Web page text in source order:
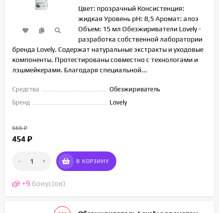
Цвет: прозрачный Консистенция:
жидкая Уровень pH: 8,5 Аромат: алоэ
Объем: 15 мл Обезжириватели Lovely -
разработка собственной лаборатории
бренда Lovely. Содержат натуральные экстракты и уходовые
компоненты. Протестированы совместно с технологами и
лэшмейкерами. Благодаря специальной...
Средства
Обезжириватель
Бренд
Lovely
666₽
454 ₽
- + В КОРЗИНУ
+9 бонус(ов)